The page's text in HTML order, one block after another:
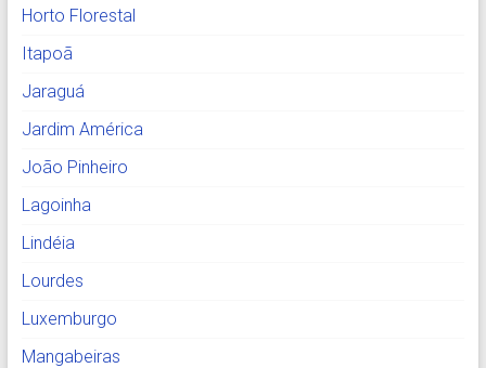
Horto Florestal
Itapoã
Jaraguá
Jardim América
João Pinheiro
Lagoinha
Lindéia
Lourdes
Luxemburgo
Mangabeiras